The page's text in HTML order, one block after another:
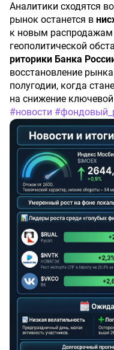
Аналитики сходятся
рынок останется в
к новым распродажам
геополитической
риторики Банка
восстановление
полугодии, когда
на снижение
#новости